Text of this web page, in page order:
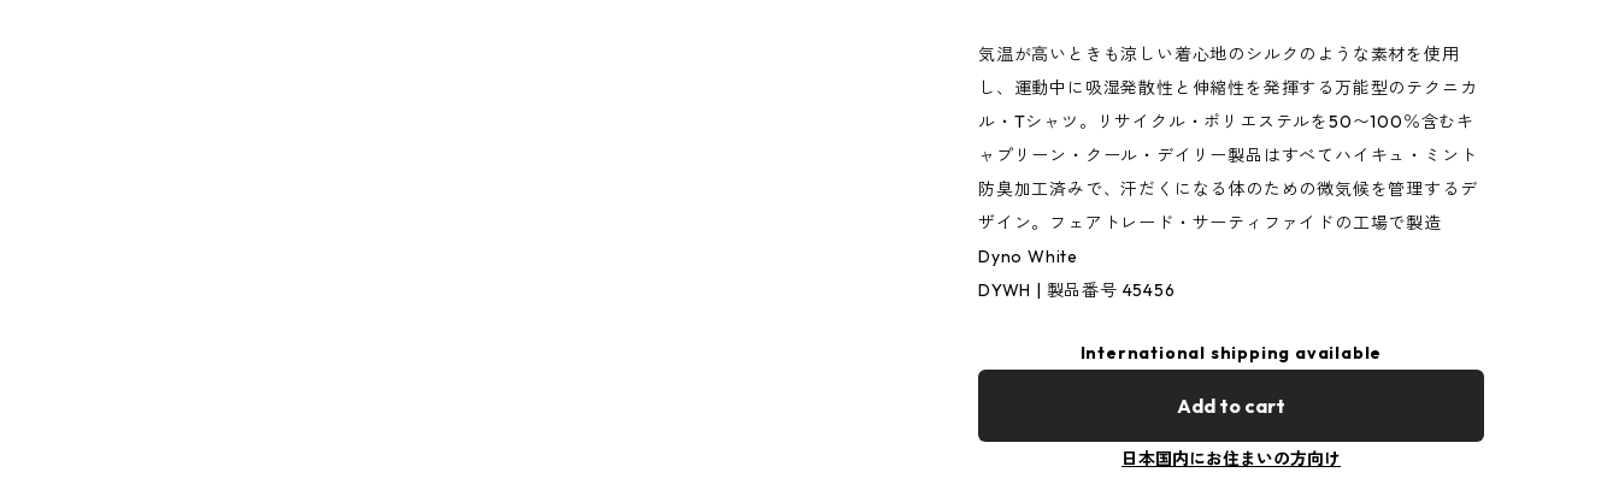
気温が高いときも涼しい着心地のシルクのような素材を使用
し、運動中に吸湿発散性と伸縮性を発揮する万能型のテクニカ
ル・Tシャツ。リサイクル・ポリエステルを50〜100％含むキ
ャプリーン・クール・デイリー製品はすべてハイキュ・ミント
防臭加工済みで、汗だくになる体のための微気候を管理するデ
ザイン。フェアトレード・サーティファイドの工場で製造
Dyno White
DYWH | 製品番号 45456
International shipping available
Add to cart
日本国内にお住まいの方向け